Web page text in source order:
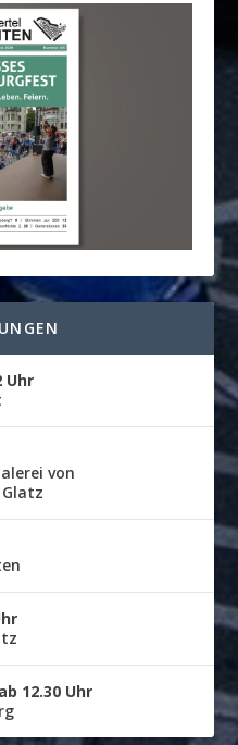
Uhr
von
12.30 Uhr